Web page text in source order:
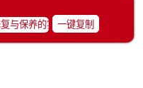
一键复制